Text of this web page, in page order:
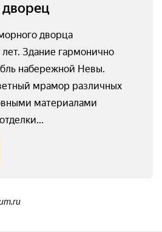
дворца
Здание гармонично
набережной Невы.
мрамор различных
материалами